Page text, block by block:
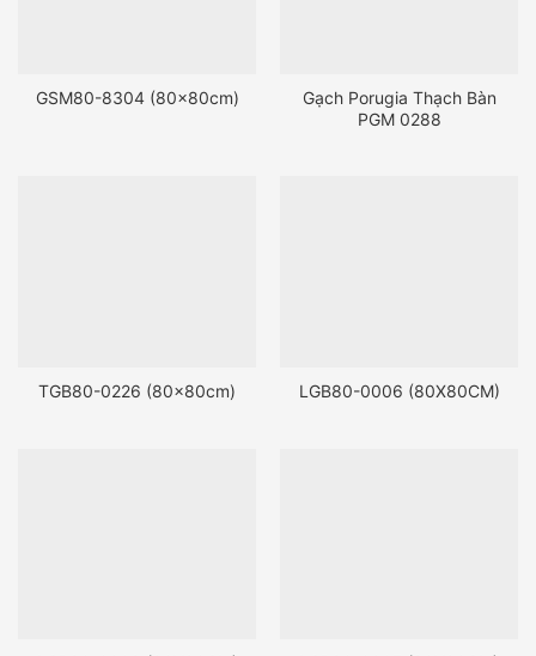
GSM80-8304 (80x80cm)
Gạch Porugia Thạch Bàn
PGM 0288
TGB80-0226 (80x80cm) LGB80-0006 (80X80CM)